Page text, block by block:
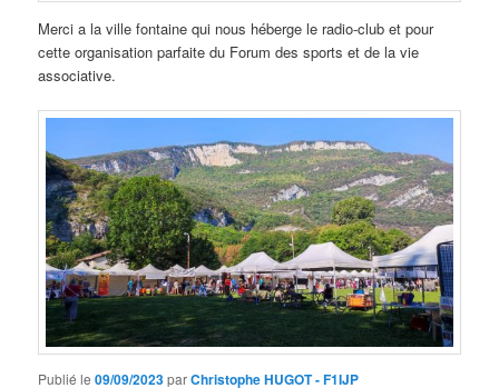
Merci a la ville fontaine qui nous héberge le radio-club et pour
cette organisation parfaite du Forum des sports et de la vie
associative.
Publié le09/09/2023parChristophe HUGOT - F1IJP